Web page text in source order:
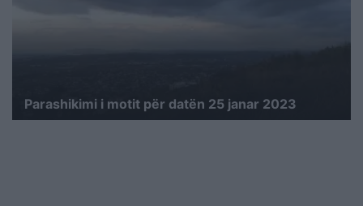
Parashikimi i motit për datën 25 janar 2023